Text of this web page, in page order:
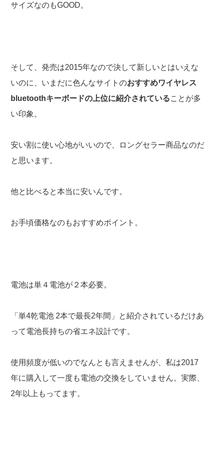
サイズなのもGOOD。
そして、発売は2015年なので決して新しいとはいえな
いのに、いまだに色んなサイトのおすすめワイヤレス
bluetoothキーボードの上位に紹介されていることが多
い印象。
安い割に使い心地がいいので、ロングセラー商品なのだ
と思います。
他と比べると本当に安いんです。
お手頃価格なのもおすすめポイント。
電池は単４電池が２本必要。
「単4乾電池 2本で最長2年間」と紹介されているだけあ
って電池長持ちの省エネ設計です。
使用頻度が低いのでなんとも言えませんが、私は2017
年に購入して一度も電池の交換をしていません。実際、
2年以上もってます。